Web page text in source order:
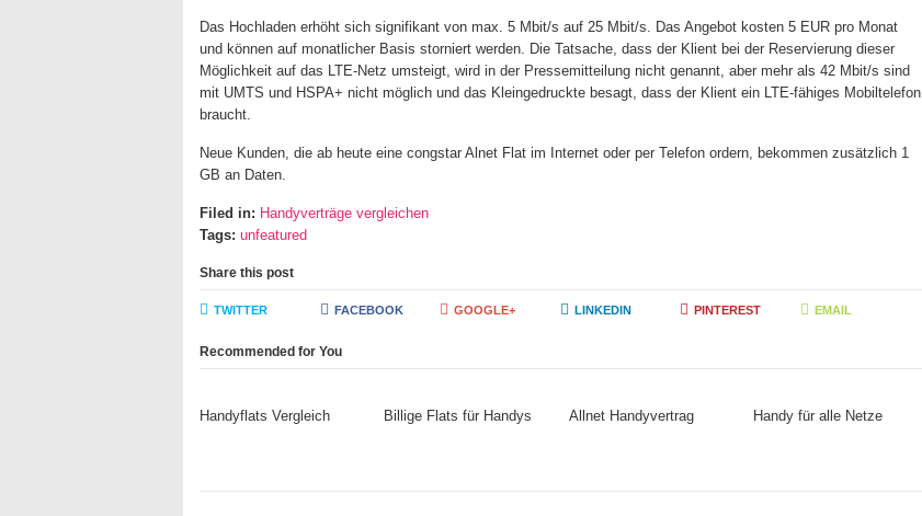
Das Hochladen erhöht sich signifikant von max. 5 Mbit/s auf 25 Mbit/s. Das Angebot kosten 5 EUR pro Monat
und können auf monatlicher Basis storniert werden. Die Tatsache, dass der Klient bei der Reservierung dieser
Möglichkeit auf das LTE-Netz umsteigt, wird in der Pressemitteilung nicht genannt, aber mehr als 42 Mbit/s sind
mit UMTS und HSPA+ nicht möglich und das Kleingedruckte besagt, dass der Klient ein LTE-fähiges Mobiltelefon
braucht.
Neue Kunden, die ab heute eine congstar Alnet Flat im Internet oder per Telefon ordern, bekommen zusätzlich 1
GB an Daten.
Filed in: Handyverträge vergleichen
Tags: unfeatured
Share this post
TWITTER FACEBOOK GOOGLE+ LINKEDIN PINTEREST EMAIL
Recommended for You
Handyflats Vergleich Billige Flats für Handys Allnet Handyvertrag Handy für alle Netze